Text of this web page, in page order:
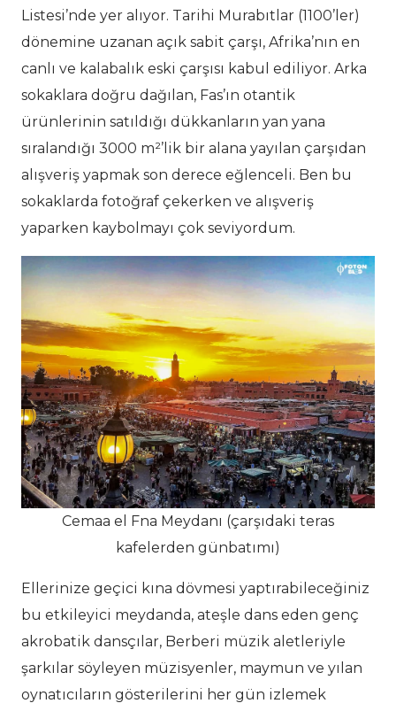
Listesi’nde yer alıyor. Tarihi Murabıtlar (1100’ler)
dönemine uzanan açık sabit çarşı, Afrika’nın en
canlı ve kalabalık eski çarşısı kabul ediliyor. Arka
sokaklara doğru dağılan, Fas’ın otantik
ürünlerinin satıldığı dükkanların yan yana
sıralandığı 3000 m²’lik bir alana yayılan çarşıdan
alışveriş yapmak son derece eğlenceli. Ben bu
sokaklarda fotoğraf çekerken ve alışveriş
yaparken kaybolmayı çok seviyordum.
Cemaa el Fna Meydanı (çarşıdaki teras
kafelerden günbatımı)
Ellerinize geçici kına dövmesi yaptırabileceğiniz
bu etkileyici meydanda, ateşle dans eden genç
akrobatik dansçılar, Berberi müzik aletleriyle
şarkılar söyleyen müzisyenler, maymun ve yılan
oynatıcıların gösterilerini her gün izlemek